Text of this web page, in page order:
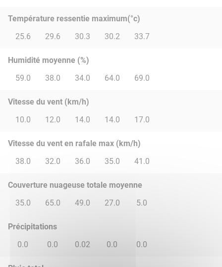
Température ressentie maximum(°c)
25.6
29.6 30.3 30.2 33.7
Humidité moyenne (%)
59.0
38.0 34.0 64.0 69.0
Vitesse du vent (km/h)
10.0
12.0 14.0 14.0 17.0
Vitesse du vent en rafale max (km/h)
38.0
32.0 36.0 35.0 41.0
Couverture nuageuse totale moyenne
35.0
65.0 49.0 27.0 5.0
Précipitations
0.0
0.0 0.02 0.0 0.0